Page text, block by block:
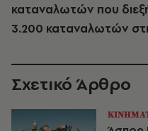
καταναλωτών που
3.200 καταναλωτών
Σχετικό Άρθρο